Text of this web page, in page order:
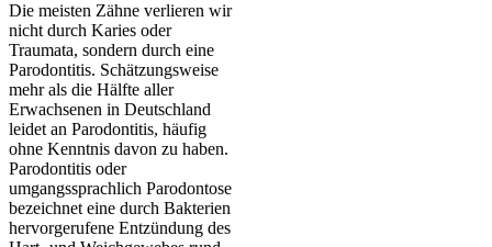
Die meisten Zähne verlieren wir
nicht durch Karies oder
Traumata, sondern durch eine
Parodontitis. Schätzungsweise
mehr als die Hälfte aller
Erwachsenen in Deutschland
leidet an Parodontitis, häufig
ohne Kenntnis davon zu haben.
Parodontitis oder
umgangssprachlich Parodontose
bezeichnet eine durch Bakterien
hervorgerufene Entzündung des